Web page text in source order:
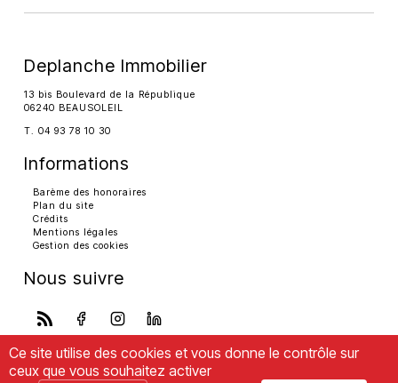
Deplanche Immobilier
13 bis Boulevard de la République
06240 BEAUSOLEIL
T. 04 93 78 10 30
Informations
Barème des honoraires
Plan du site
Crédits
Mentions légales
Gestion des cookies
Nous suivre
Ce site utilise des cookies et vous donne le contrôle sur
ceux que vous souhaitez activer